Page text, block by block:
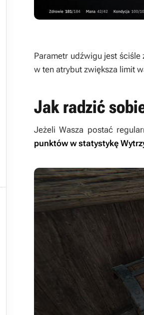
Parametr udźwigu jest ściśle
w ten atrybut zwiększa limit
Jak radzić
Jeżeli Wasza postać
punktów w statystykę